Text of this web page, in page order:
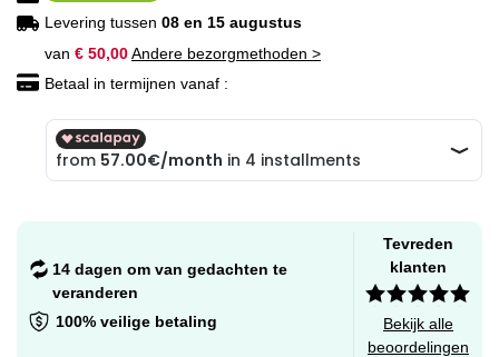
Levering tussen 08 en 15 augustus
van € 50,00Andere bezorgmethoden >
Betaal in termijnen vanaf :
14 dagen om van gedachten te
veranderen
100% veilige betaling
Tevreden
klanten
Bekijk alle
beoordelingen